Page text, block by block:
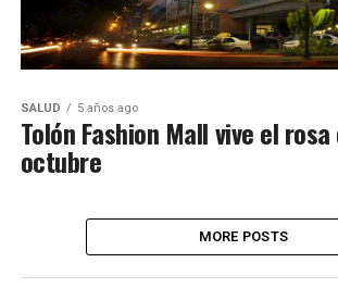
SALUD 5 años ago
Tolón Fashion Mall vive el rosa
octubre
MORE POSTS